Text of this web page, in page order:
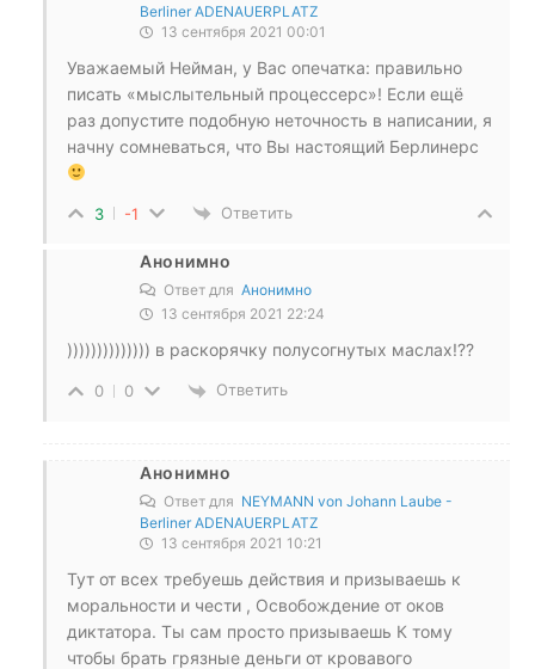
Berliner ADENAUERPLATZ
13 сентября 2021 00:01
Уважаемый Нейман, у Вас опечатка: правильно
писать «мыслытельный процессерс»! Если ещё
раз допустите подобную неточность в написании, я
начну сомневаться, что Вы настоящий Берлинерс
3 -1 Ответить
Анонимно
Ответ для Анонимно
13 сентября 2021 22:24
)))))))))))))) в раскорячку полусогнутых маслах!??
0 0 Ответить
Анонимно
Ответ для NEYMANN von Johann Laube -
Berliner ADENAUERPLATZ
13 сентября 2021 10:21
Тут от всех требуешь действия и призываешь к
моральности и чести , Освобождение от оков
диктатора. Ты сам просто призываешь К тому
чтобы брать грязные деньги от кровавого